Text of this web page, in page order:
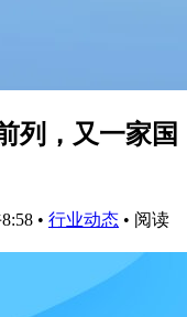
列，又一家国
• 行业动态 • 阅读